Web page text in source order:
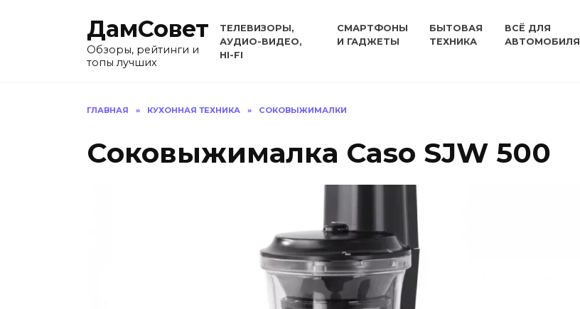
ДамСовет
Обзоры, рейтинги и
топы лучших
ТЕЛЕВИЗОРЫ,
АУДИО-ВИДЕО,
HI-FI
СМАРТФОНЫ
И ГАДЖЕТЫ
БЫТОВАЯ
ТЕХНИКА
ВСЁ ДЛЯ
АВТОМОБИЛЯ
ГЛАВНАЯ » КУХОННАЯ ТЕХНИКА » СОКОВЫЖИМАЛКИ
Соковыжималка Caso SJW 500